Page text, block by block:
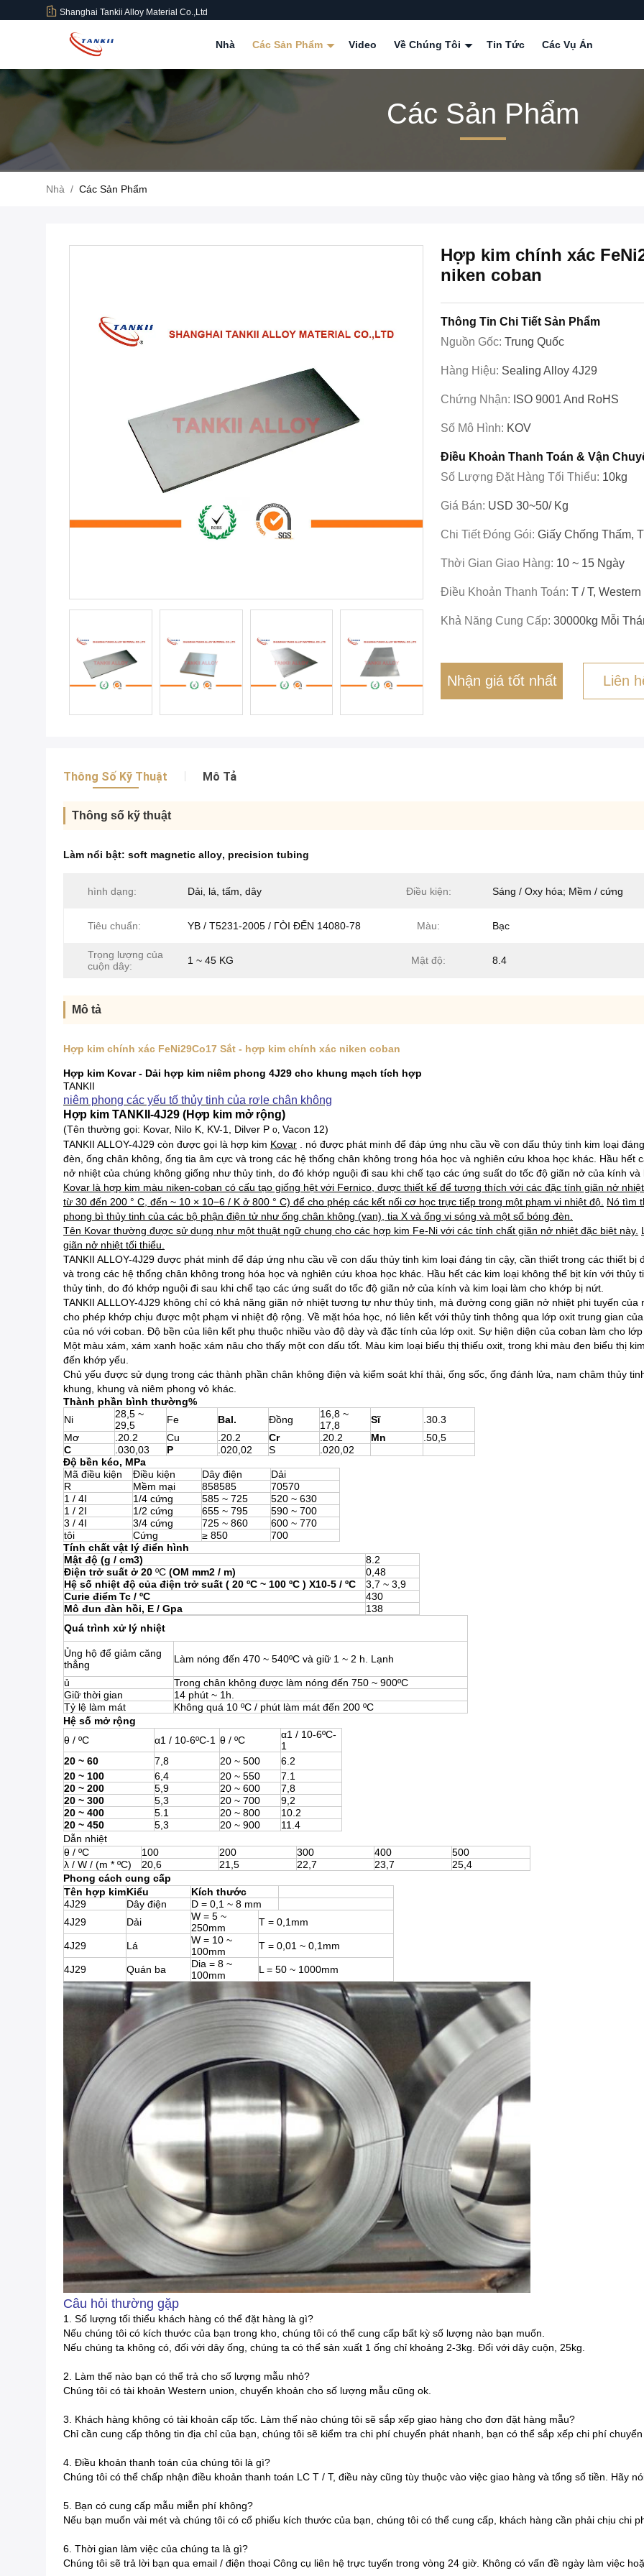
Shanghai Tankii Alloy Material Co.,Ltd
Nhà Các Sản Phẩm Video Về Chúng Tôi Tin Tức Các Vụ Án
Các Sản Phẩm
Nhà / Các Sản Phẩm
Hợp kim chính xác
niken coban
Thông Tin Chi Tiết Sản Phẩm
Nguồn Gốc: Trung Quốc
Hàng Hiệu: Sealing Alloy 4J29
Chứng Nhận: ISO 9001 And RoHS
Số Mô Hình: KOV
Điều Khoản Thanh Toán & Vận
Số Lượng Đặt Hàng Tối Thiểu: 10kg
Giá Bán: USD 30~50/ Kg
Chi Tiết Đóng Gói: Giấy Chống Thấm,
Thời Gian Giao Hàng: 10 ~ 15 Ngày
Điều Khoản Thanh Toán: T / T,
Khả Năng Cung Cấp: 30000kg Mỗi
Nhận giá tốt nhất Liên
Thông Số Kỹ Thuật Mô Tả
Thông số kỹ thuật
Làm nổi bật: soft magnetic alloy, precision tubing
hình dạng: Dải, lá, tấm, dây Điều kiện: Sáng / Oxy hóa; Mềm / cứng
Tiêu chuẩn: YB / T5231-2005 / ГÒI ĐẾN 14080-78 Màu: Bạc
Trọng lượng của
cuộn dây:
1 ~ 45 KG Mật độ: 8.4
Mô tả
Hợp kim chính xác FeNi29Co17 Sắt - hợp kim chính xác niken coban
Hợp kim Kovar - Dải hợp kim niêm phong 4J29 cho khung mạch tích hợp
TANKII
niêm phong các yếu tố thủy tinh của rơle chân không
Hợp kim TANKII-4J29 (Hợp kim mở rộng)
(Tên thường gọi: Kovar, Nilo K, KV-1, Dilver P o, Vacon 12)
TANKII ALLOY-4J29 còn được gọi là hợp kim Kovar . nó được phát minh để đáp ứng nhu cầu về con dấu thủy tinh kim loại
đèn, ống chân không, ống tia âm cực và trong các hệ thống chân không trong hóa học và nghiên cứu khoa học khác. Hầu hết
nở nhiệt của chúng không giống như thủy tinh, do đó khớp nguội đi sau khi chế tạo các ứng suất do tốc độ giãn nở của kính và
Kovar là hợp kim màu niken-coban có cấu tạo giống hệt với Fernico, được thiết kế để tương thích với các đặc tính giãn nở
từ 30 đến 200 ° C, đến ~ 10 × 10−6 / K ở 800 ° C) để cho phép các kết nối cơ học trực tiếp trong một phạm vi nhiệt độ. Nó tìm
phong bì thủy tinh của các bộ phận điện tử như ống chân không (van), tia X và ống vi sóng và một số bóng đèn.
Tên Kovar thường được sử dụng như một thuật ngữ chung cho các hợp kim Fe-Ni với các tính chất giãn nở nhiệt đặc biệt này.
giãn nở nhiệt tối thiểu.
TANKII ALLOY-4J29 được phát minh để đáp ứng nhu cầu về con dấu thủy tinh kim loại đáng tin cậy, cần thiết trong các thiết
và trong các hệ thống chân không trong hóa học và nghiên cứu khoa học khác. Hầu hết các kim loại không thể bịt kín với
thủy tinh, do đó khớp nguội đi sau khi chế tạo các ứng suất do tốc độ giãn nở của kính và kim loại làm cho khớp bị nứt.
TANKII ALLLOY-4J29 không chỉ có khả năng giãn nở nhiệt tương tự như thủy tinh, mà đường cong giãn nở nhiệt phi tuyến
cho phép khớp chịu được một phạm vi nhiệt độ rộng. Về mặt hóa học, nó liên kết với thủy tinh thông qua lớp oxit trung gian
của nó với coban. Độ bền của liên kết phụ thuộc nhiều vào độ dày và đặc tính của lớp oxit. Sự hiện diện của coban làm cho
Một màu xám, xám xanh hoặc xám nâu cho thấy một con dấu tốt. Màu kim loại biểu thị thiếu oxit, trong khi màu đen biểu thị
đến khớp yếu.
Chủ yếu được sử dụng trong các thành phần chân không điện và kiểm soát khí thải, ống sốc, ống đánh lửa, nam châm thủy
khung, khung và niêm phong vỏ khác.
Thành phần bình thường%
Ni
28,5 ~
29,5
Fe Bal. Đồng
16,8 ~
17,8
Sĩ
.30.3
Mơ
.20.2 Cu .20.2 Cr .20.2 Mn
.50,5
C
.030,03 P .020,02 S
.020,02
Độ bền kéo, MPa
Mã điều kiện
Điều kiện Dây điện
Dải
R
Mềm mại 858585
70570
1 / 4I
1/4 cứng 585 ~ 725
520 ~ 630
1 / 2I
1/2 cứng 655 ~ 795
590 ~ 700
3 / 4I
3/4 cứng 725 ~ 860
600 ~ 770
tôi
Cứng ≥ 850
700
Tính chất vật lý điển hình
Mật độ (g / cm3)
8.2
Điện trở suất ở 20 ºC (OM mm2 / m)
0,48
Hệ số nhiệt độ của điện trở suất ( 20 ºC ~ 100 ºC ) X10-5 / ºC
3,7 ~ 3,9
Curie điểm Tc / ºC
430
Mô đun đàn hồi, E / Gpa
138
Quá trình xử lý nhiệt
Ủng hộ để giảm căng
thẳng
Làm nóng đến 470 ~ 540ºC và giữ 1 ~ 2 h. Lạnh
ủ
Trong chân không được làm nóng đến 750 ~ 900ºC
Giữ thời gian
14 phút ~ 1h.
Tỷ lệ làm mát
Không quá 10 ºC / phút làm mát đến 200 ºC
Hệ số mở rộng
θ / ºC
α1 / 10-6ºC-1 θ / ºC
α1 / 10-6ºC-
1
20 ~ 60
7,8 20 ~ 500
6.2
20 ~ 100
6,4 20 ~ 550
7.1
20 ~ 200
5,9 20 ~ 600
7,8
20 ~ 300
5,3 20 ~ 700
9,2
20 ~ 400
5.1 20 ~ 800
10.2
20 ~ 450
5,3 20 ~ 900
11.4
Dẫn nhiệt
θ / ºC
100 200 300 400
500
λ / W / (m * ºC)
20,6 21,5 22,7 23,7
25,4
Phong cách cung cấp
Tên hợp kimKiểu
Kích thước
4J29
Dây điện
D = 0,1 ~ 8 mm
4J29
Dải
W = 5 ~
250mm
T = 0,1mm
4J29 Lá
W = 10 ~
100mm
T = 0,01 ~ 0,1mm
4J29 Quán ba
Dia = 8 ~
100mm
L = 50 ~ 1000mm
Câu hỏi thường gặp
1. Số lượng tối thiểu khách hàng có thể đặt hàng là gì?
Nếu chúng tôi có kích thước của bạn trong kho, chúng tôi có thể cung cấp bất kỳ số lượng nào bạn muốn.
Nếu chúng ta không có, đối với dây ống, chúng ta có thể sản xuất 1 ống chỉ khoảng 2-3kg. Đối với dây cuộn, 25kg.
2. Làm thế nào bạn có thể trả cho số lượng mẫu nhỏ?
Chúng tôi có tài khoản Western union, chuyển khoản cho số lượng mẫu cũng ok.
3. Khách hàng không có tài khoản cấp tốc. Làm thế nào chúng tôi sẽ sắp xếp giao hàng cho đơn đặt hàng mẫu?
Chỉ cần cung cấp thông tin địa chỉ của bạn, chúng tôi sẽ kiểm tra chi phí chuyển phát nhanh, bạn có thể sắp xếp chi phí
4. Điều khoản thanh toán của chúng tôi là gì?
Chúng tôi có thể chấp nhận điều khoản thanh toán LC T / T, điều này cũng tùy thuộc vào việc giao hàng và tổng số tiền. Hãy
5. Bạn có cung cấp mẫu miễn phí không?
Nếu bạn muốn vài mét và chúng tôi có cổ phiếu kích thước của bạn, chúng tôi có thể cung cấp, khách hàng cần phải chịu chi
6. Thời gian làm việc của chúng ta là gì?
Chúng tôi sẽ trả lời bạn qua email / điện thoại Công cụ liên hệ trực tuyến trong vòng 24 giờ. Không có vấn đề ngày làm việc